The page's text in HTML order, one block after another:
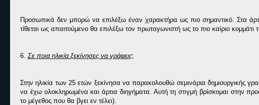
Προσωπικά δεν μπορώ να επιλέξω έναν χαρακτήρα ως πιο σημαντικό. Στα
τίθεται ως απαιτούμενο θα επιλέξω τον πρωταγωνιστή ως το πιο καίριο
6. Σε ποια ηλικία ξεκίνησες να γράφεις;
Στην ηλικία των 25 ετών ξεκίνησα να παρακολουθώ σεμινάρια δημιουργικής
να έχω ολοκληρωμένα και άρτια διηγήματα. Αυτή τη στιγμή βρίσκομαι στην
το μέγεθος που θα βγει εν τέλει).